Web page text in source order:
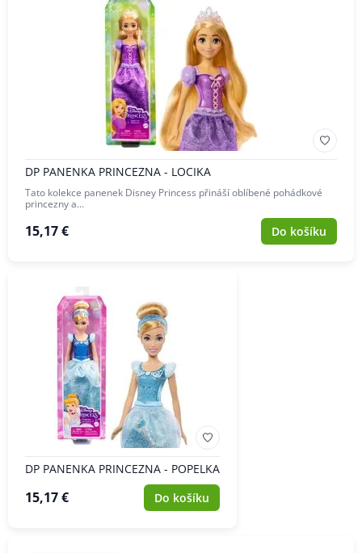
DP PANENKA PRINCEZNA - LOCIKA
Tato kolekce panenek Disney Princess přináší oblíbené pohádkové
princezny a…
15,17 € Do košíku
DP PANENKA PRINCEZNA - POPELKA
15,17 € Do košíku